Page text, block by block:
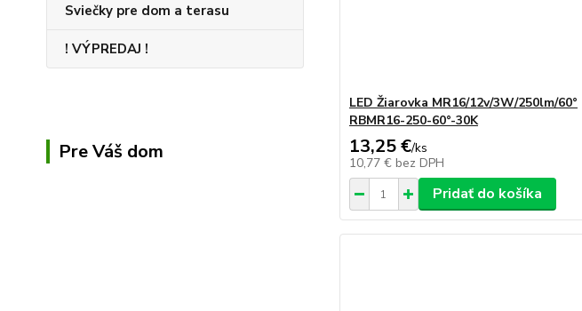
Sviečky pre dom a terasu
! VÝPREDAJ !
Pre Váš dom
LED Žiarovka MR16/12v/3W/250lm/60°
RBMR16-250-60°-30K
13,25 €/ks
10,77 € bez DPH
Pridať do košíka